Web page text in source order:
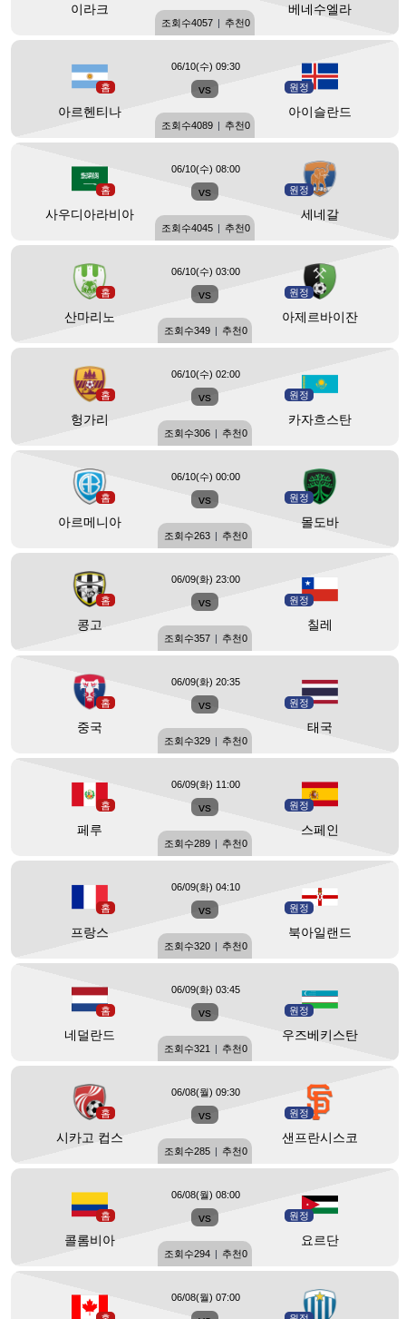
이라크 베네수엘라
조회수4057 | 추천0
홈
아르헨티나
vs 원정
아이슬란드
06/10(수) 09:30
조회수4089 | 추천0
홈
사우디아라비아
vs 원정
세네갈
06/10(수) 08:00
조회수4045 | 추천0
홈
산마리노
vs 원정
아제르바이잔
06/10(수) 03:00
조회수349 | 추천0
홈
헝가리
vs 원정
카자흐스탄
06/10(수) 02:00
조회수306 | 추천0
홈
아르메니아
vs 원정
몰도바
06/10(수) 00:00
조회수263 | 추천0
홈
콩고
vs 원정
칠레
06/09(화) 23:00
조회수357 | 추천0
홈
중국
vs 원정
태국
06/09(화) 20:35
조회수329 | 추천0
홈
페루
vs 원정
스페인
06/09(화) 11:00
조회수289 | 추천0
홈
프랑스
vs 원정
북아일랜드
06/09(화) 04:10
조회수320 | 추천0
홈
네덜란드
vs 원정
우즈베키스탄
06/09(화) 03:45
조회수321 | 추천0
홈
시카고 컵스
vs 원정
샌프란시스코
06/08(월) 09:30
조회수285 | 추천0
홈
콜롬비아
vs 원정
요르단
06/08(월) 08:00
조회수294 | 추천0
06/08(월) 07:00